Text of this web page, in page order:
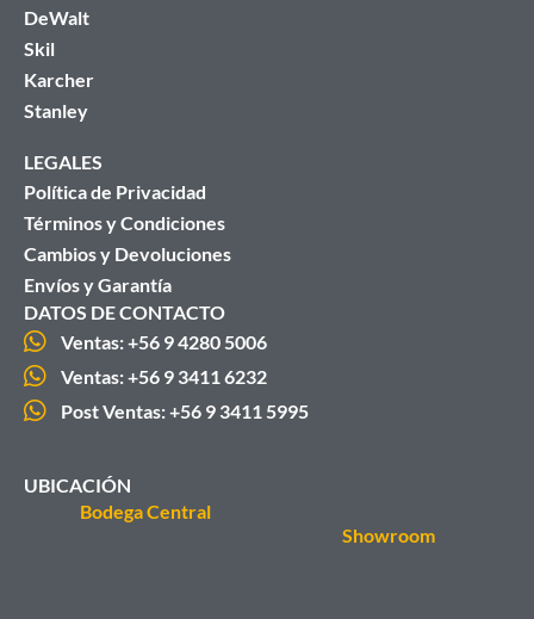
DeWalt
Skil
Karcher
Stanley
LEGALES
Política de Privacidad
Términos y Condiciones
Cambios y Devoluciones
Envíos y Garantía
DATOS DE CONTACTO
Ventas: +56 9 4280 5006
Ventas: +56 9 3411 6232
Post Ventas: +56 9 3411 5995
UBICACIÓN
Bodega Central
Showroom